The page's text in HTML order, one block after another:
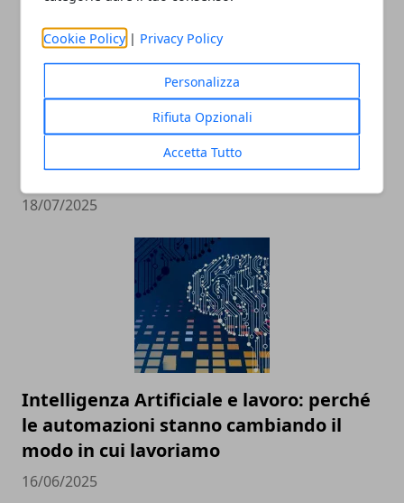
Cookie Policy | Privacy Policy
Personalizza
Rifiuta Opzionali
Accetta Tutto
Tecnologia e innovazione sociale: un
rapporto in crescita
18/07/2025
Intelligenza Artificiale e lavoro: perché
le automazioni stanno cambiando il
modo in cui lavoriamo
16/06/2025